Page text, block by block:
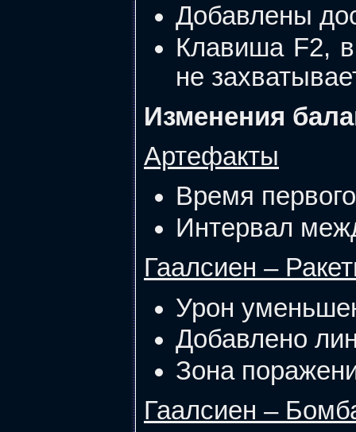
Добавлены
Клавиша F2,
не
Изменения
Артефакты
Время
Интервал
Гаалсиен –
Урон
Добавлено
Зона
Гаалсиен –